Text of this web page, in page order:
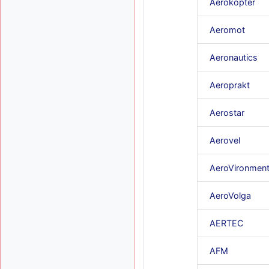
Aeromot
Aeronautics
Aeroprakt
Aerostar
Aerovel
AeroVironment
AeroVolga
AERTEC
AFM